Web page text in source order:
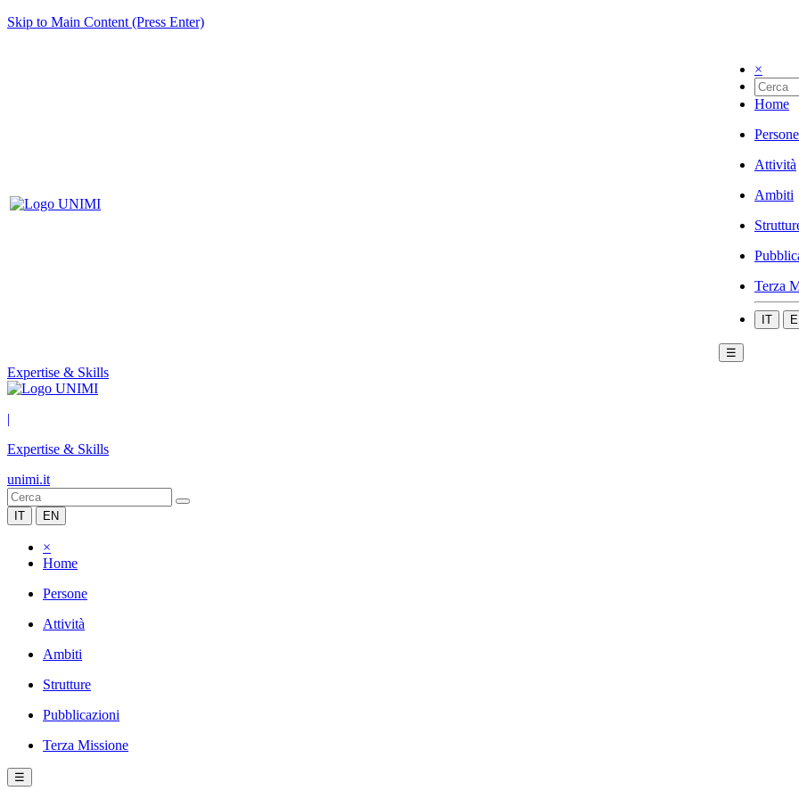
Skip to Main Content (Press Enter)
×
Home
Persone
Attività
Ambiti
Terza
IT
☰
Expertise & Skills
|
Expertise & Skills
unimi.it
IT EN
×
Home
Persone
Attività
Ambiti
Strutture
Pubblicazioni
Terza Missione
☰